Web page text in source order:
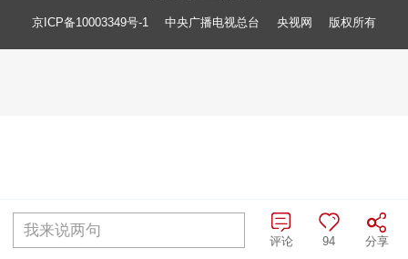
京ICP备10003349号-1 中央广播电视总台 央视网 版权所有
我来说两句
分享
94
评论